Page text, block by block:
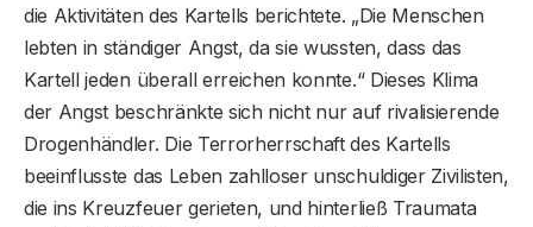
die Aktivitäten des Kartells berichtete. „Die Menschen
lebten in ständiger Angst, da sie wussten, dass das
Kartell jeden überall erreichen konnte.“ Dieses Klima
der Angst beschränkte sich nicht nur auf rivalisierende
Drogenhändler. Die Terrorherrschaft des Kartells
beeinflusste das Leben zahlloser unschuldiger Zivilisten,
die ins Kreuzfeuer gerieten, und hinterließ Traumata